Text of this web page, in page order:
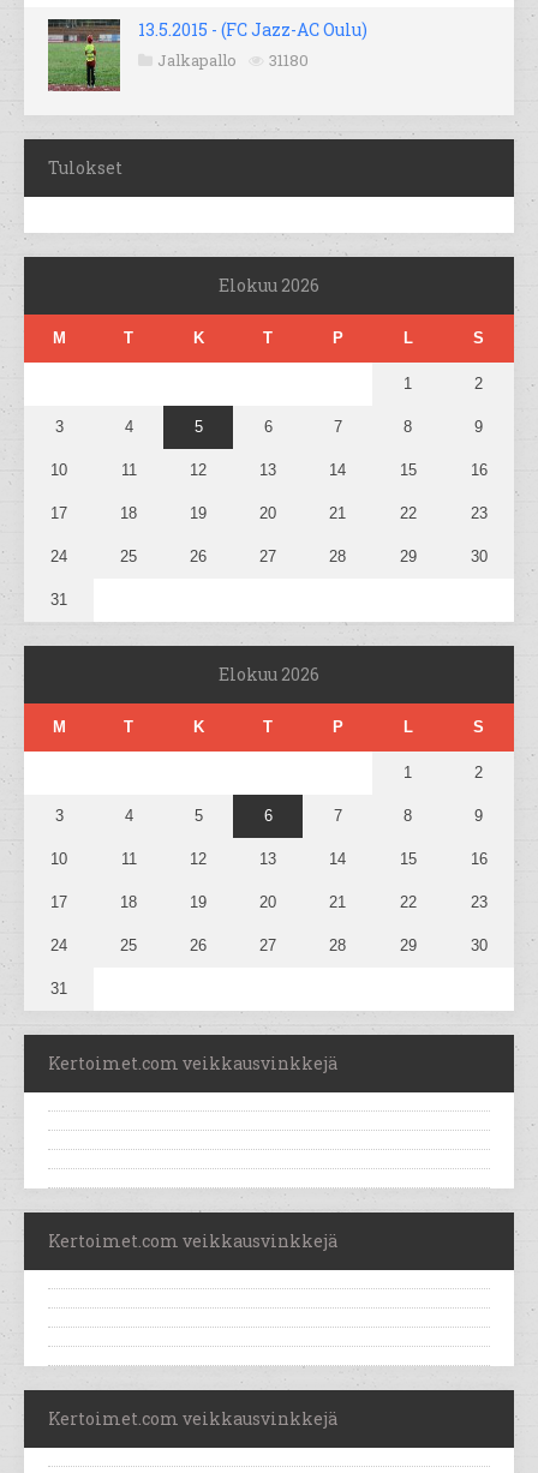
13.5.2015 - (FC Jazz-AC Oulu)
Jalkapallo 31180
Tulokset
Elokuu 2026
M T K T P L S
1 2
3 4 5 6 7 8 9
10 11 12 13 14 15 16
17 18 19 20 21 22 23
24 25 26 27 28 29 30
31
Elokuu 2026
M T K T P L S
1 2
3 4 5 6 7 8 9
10 11 12 13 14 15 16
17 18 19 20 21 22 23
24 25 26 27 28 29 30
31
Kertoimet.com veikkausvinkkejä
Kertoimet.com veikkausvinkkejä
Kertoimet.com veikkausvinkkejä